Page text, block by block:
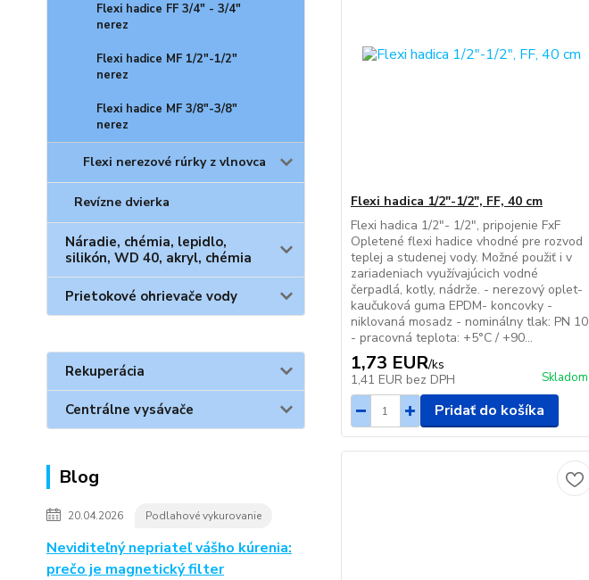
Flexi hadice FF 3/4" - 3/4"
nerez
Flexi hadice MF 1/2"-1/2"
nerez
Flexi hadice MF 3/8"-3/8"
nerez
Flexi nerezové rúrky z vlnovca
Revízne dvierka
Náradie, chémia, lepidlo,
silikón, WD 40, akryl, chémia
Prietokové ohrievače vody
Rekuperácia
Centrálne vysávače
Blog
20.04.2026 Podlahové vykurovanie
Neviditeľný nepriateľ vášho kúrenia:
prečo je magnetický filter
Flexi hadica 1/2"-1/2", FF, 40 cm
Flexi hadica 1/2"- 1/2", pripojenie FxF
Opletené flexi hadice vhodné pre rozvod
teplej a studenej vody. Možné použiť i v
zariadeniach využívajúcich vodné
čerpadlá, kotly, nádrže. - nerezový oplet-
kaučuková guma EPDM- koncovky -
niklovaná mosadz - nominálny tlak: PN 10
- pracovná teplota: +5°C / +90...
1,73 EUR/ks
1,41 EUR bez DPH Skladom
Pridať do košíka